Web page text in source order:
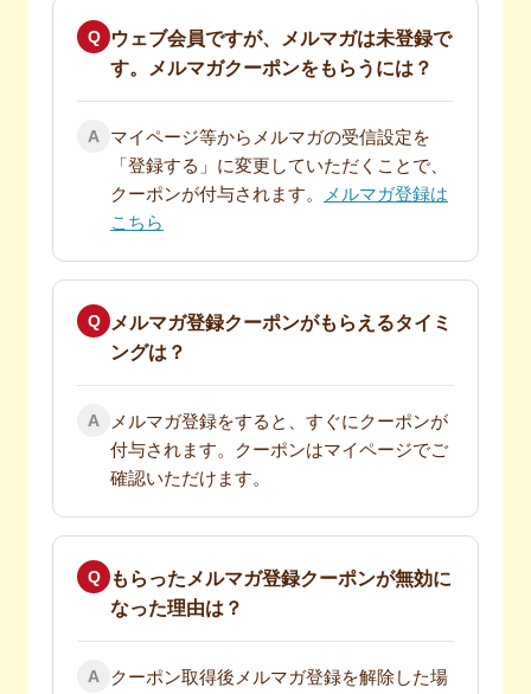
Q
ウェブ会員ですが、メルマガは未登録で
す。メルマガクーポンをもらうには？
A
マイページ等からメルマガの受信設定を
「登録する」に変更していただくことで、
クーポンが付与されます。
メルマガ登録は
こちら
Q メルマガ登録クーポンがもらえるタイミ
ングは？
A
メルマガ登録をすると、すぐにクーポンが
付与されます。クーポンはマイページでご
確認いただけます。
Q
もらったメルマガ登録クーポンが無効に
なった理由は？
A
クーポン取得後メルマガ登録を解除した場